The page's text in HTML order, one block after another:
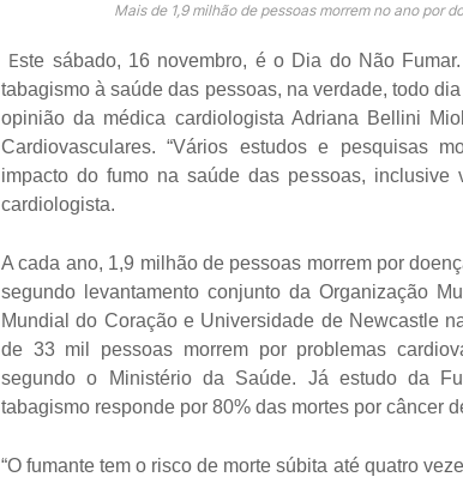
Mais de 1,9 milhão de pessoas morrem no ano por
Este sábado, 16 novembro, é o Dia do Não
tabagismo à saúde das pessoas, na verdade, todo
opinião da médica cardiologista Adriana Bellini
Cardiovasculares. “Vários estudos e pesquisas
impacto do fumo na saúde das pessoas, inclusive
cardiologista.
A cada ano, 1,9 milhão de pessoas morrem por
segundo levantamento conjunto da Organização
Mundial do Coração e Universidade de Newcastle
de 33 mil pessoas morrem por problemas
segundo o Ministério da Saúde. Já estudo da
tabagismo responde por 80% das mortes por câncer
“O fumante tem o risco de morte súbita até quatro